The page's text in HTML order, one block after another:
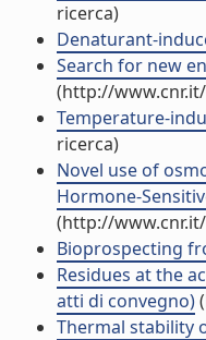
ricerca)
Denaturant-
Search for new
(http://
Temperature-
ricerca)
Novel use of
Hormone-
(http://
Bioprospecting
Residues at the
atti di convegno)
Thermal stability